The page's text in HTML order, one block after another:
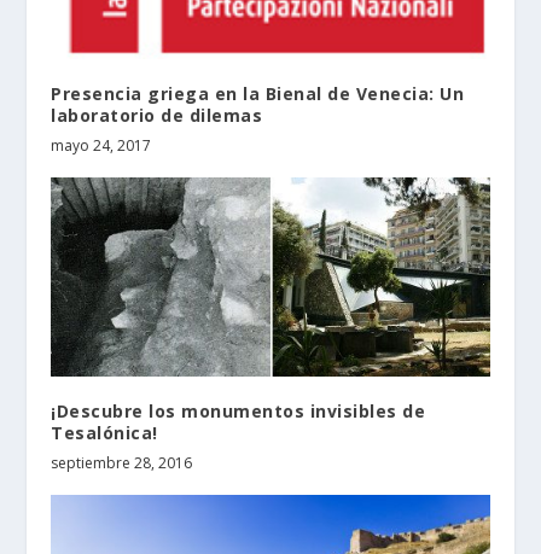
Presencia griega en la Bienal de Venecia: Un
laboratorio de dilemas
mayo 24, 2017
¡Descubre los monumentos invisibles de
Tesalónica!
septiembre 28, 2016